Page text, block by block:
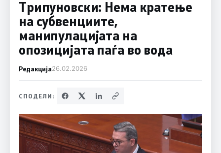
Трипуновски: Нема кратење
на субвенциите,
манипулацијата на
опозицијата паѓа во вода
Редакција26.02.2026
СПОДЕЛИ: